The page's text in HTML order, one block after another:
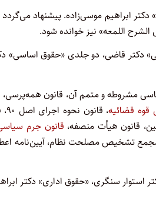
ابراهیم موسی‌زاده. پیشنهاد
اللمعه» نیز خوانده شود.
دکتر قاضی، دو جلدی «حقوق اساسی»
مشروطه و متمم آن، قانون همه‌پرسی،
قوه قضائیه
قانون جرم
تشخیص مصلحت نظام، آیین‌نامه
استوار سنگری، «حقوق اداری» دکتر